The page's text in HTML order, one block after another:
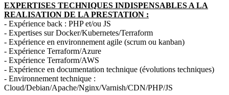
EXPERTISES TECHNIQUES INDISPENSABLES A LA
REALISATION DE LA PRESTATION :
- Expérience back : PHP et/ou JS
- Expertises sur Docker/Kubernetes/Terraform
- Expérience en environnement agile (scrum ou kanban)
- Expérience Terraform/Azure
- Expérience Terraform/AWS
- Expérience en documentation technique (évolutions techniques)
- Environnement technique :
Cloud/Debian/Apache/Nginx/Varnish/CDN/PHP/JS